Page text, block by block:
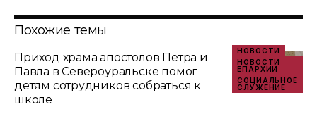
Похожие темы
НОВОСТИ
НОВОСТИ
ЕПАРХИИ
СОЦИАЛЬНОЕ
СЛУЖЕНИЕ
Приход храма апостолов Петра и
Павла в Североуральске помог
детям сотрудников собраться к
школе